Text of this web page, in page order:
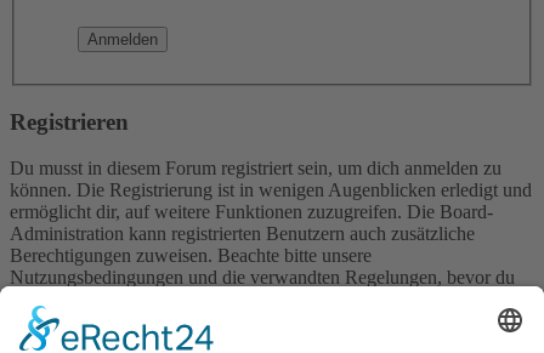
Registrieren
Du musst in diesem Forum registriert sein, um dich anmelden zu
können. Die Registrierung ist in wenigen Augenblicken erledigt und
ermöglicht dir, auf weitere Funktionen zuzugreifen. Die Board-
Administration kann registrierten Benutzern auch zusätzliche
Berechtigungen zuweisen. Beachte bitte unsere
Nutzungsbedingungen und die verwandten Regelungen, bevor du
wenn du dich in diesem Board bewegst.